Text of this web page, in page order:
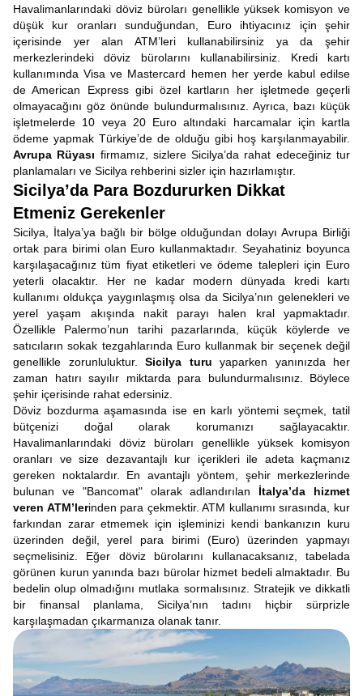
Havalimanlarındaki döviz büroları genellikle yüksek komisyon ve
düşük kur oranları sunduğundan, Euro ihtiyacınız için şehir
içerisinde yer alan ATM’leri kullanabilirsiniz ya da şehir
merkezlerindeki döviz bürolarını kullanabilirsiniz. Kredi kartı
kullanımında Visa ve Mastercard hemen her yerde kabul edilse
de American Express gibi özel kartların her işletmede geçerli
olmayacağını göz önünde bulundurmalısınız. Ayrıca, bazı küçük
işletmelerde 10 veya 20 Euro altındaki harcamalar için kartla
ödeme yapmak Türkiye’de de olduğu gibi hoş karşılanmayabilir.
Avrupa Rüyası firmamız, sizlere Sicilya’da rahat edeceğiniz tur
planlamaları ve Sicilya rehberini sizler için hazırlamıştır.
Sicilya’da Para Bozdururken Dikkat
Etmeniz Gerekenler
Sicilya, İtalya’ya bağlı bir bölge olduğundan dolayı Avrupa Birliği
ortak para birimi olan Euro kullanmaktadır. Seyahatiniz boyunca
karşılaşacağınız tüm fiyat etiketleri ve ödeme talepleri için Euro
yeterli olacaktır. Her ne kadar modern dünyada kredi kartı
kullanımı oldukça yaygınlaşmış olsa da Sicilya’nın gelenekleri ve
yerel yaşam akışında nakit parayı halen kral yapmaktadır.
Özellikle Palermo’nun tarihi pazarlarında, küçük köylerde ve
satıcıların sokak tezgahlarında Euro kullanmak bir seçenek değil
genellikle zorunluluktur. Sicilya turu yaparken yanınızda her
zaman hatırı sayılır miktarda para bulundurmalısınız. Böylece
şehir içerisinde rahat edersiniz.
Döviz bozdurma aşamasında ise en karlı yöntemi seçmek, tatil
bütçenizi doğal olarak korumanızı sağlayacaktır.
Havalimanlarındaki döviz büroları genellikle yüksek komisyon
oranları ve size dezavantajlı kur içerikleri ile adeta kaçmanız
gereken noktalardır. En avantajlı yöntem, şehir merkezlerinde
bulunan ve "Bancomat" olarak adlandırılan İtalya’da hizmet
veren ATM’lerinden para çekmektir. ATM kullanımı sırasında, kur
farkından zarar etmemek için işleminizi kendi bankanızın kuru
üzerinden değil, yerel para birimi (Euro) üzerinden yapmayı
seçmelisiniz. Eğer döviz bürolarını kullanacaksanız, tabelada
görünen kurun yanında bazı bürolar hizmet bedeli almaktadır. Bu
bedelin olup olmadığını mutlaka sormalısınız. Stratejik ve dikkatli
bir finansal planlama, Sicilya’nın tadını hiçbir sürprizle
karşılaşmadan çıkarmanıza olanak tanır.